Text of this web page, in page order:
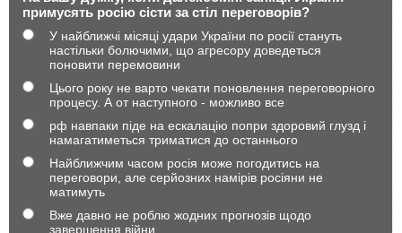
примусять росію сісти за стіл переговорів?
У найближчі місяці удари України по росії стануть
настільки болючими, що агресору доведеться
поновити перемовини
Цього року не варто чекати поновлення переговорного
процесу. А от наступного - можливо все
рф навпаки піде на ескалацію попри здоровий глузд і
намагатиметься триматися до останнього
Найближчим часом росія може погодитись на
переговори, але серйозних намірів росіяни не
матимуть
Вже давно не роблю жодних прогнозів щодо
завершення війни